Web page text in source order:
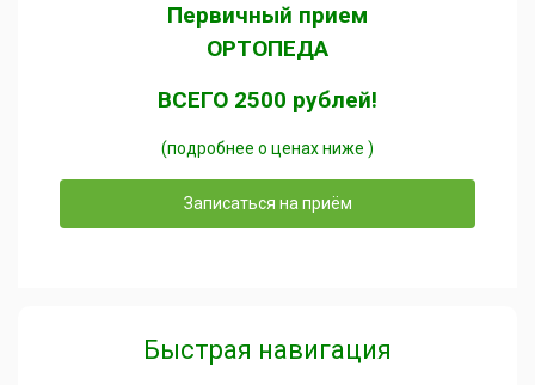
Первичный прием
ОРТОПЕДА
ВСЕГО 2500 рублей!
(подробнее о ценах ниже )
Записаться на приём
Быстрая навигация